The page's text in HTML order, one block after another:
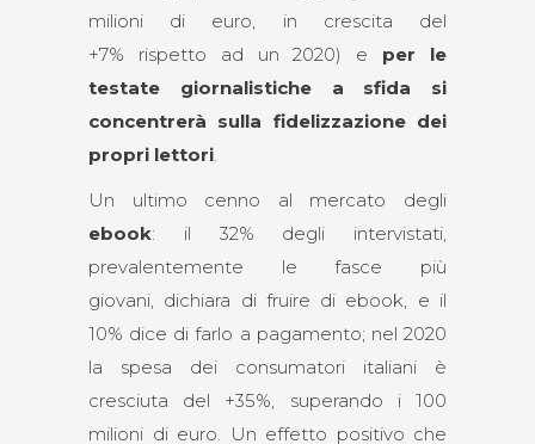
milioni di euro, in crescita del
+7% rispetto ad un 2020) e per le
testate giornalistiche a sfida si
concentrerà sulla fidelizzazione dei
propri lettori.
Un ultimo cenno al mercato degli
ebook: il 32% degli intervistati,
prevalentemente le fasce più
giovani, dichiara di fruire di ebook, e il
10% dice di farlo a pagamento; nel 2020
la spesa dei consumatori italiani è
cresciuta del +35%, superando i 100
milioni di euro. Un effetto positivo che